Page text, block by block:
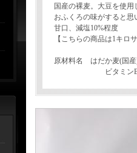
国産の裸麦。大豆を使
おふくろの味がすると思
甘口、減塩10%程度
【こちらの商品は1キロ
原材料名 はだか麦(国産
ビタミン